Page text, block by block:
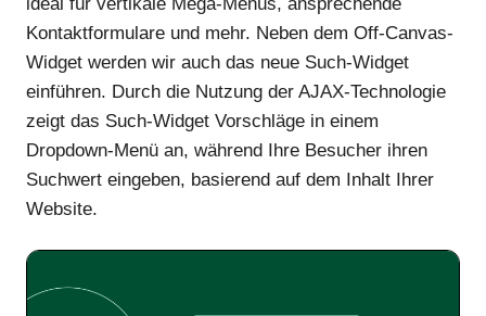
Kontaktformulare und mehr. Neben dem Off-Canvas-
Widget werden wir auch das neue Such-Widget
einführen. Durch die Nutzung der AJAX-Technologie
zeigt das Such-Widget Vorschläge in einem
Dropdown-Menü an, während Ihre Besucher ihren
Suchwert eingeben, basierend auf dem Inhalt Ihrer
Website.